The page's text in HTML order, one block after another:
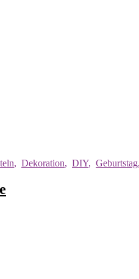
, Dekoration, DIY, Geburtstag